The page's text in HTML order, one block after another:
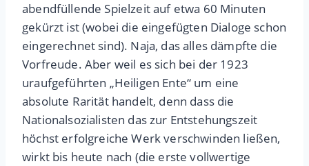
abendfüllende Spielzeit auf etwa 60 Minuten
gekürzt ist (wobei die eingefügten Dialoge schon
eingerechnet sind). Naja, das alles dämpfte die
Vorfreude. Aber weil es sich bei der 1923
uraufgeführten „Heiligen Ente“ um eine
absolute Rarität handelt, denn dass die
Nationalsozialisten das zur Entstehungszeit
höchst erfolgreiche Werk verschwinden ließen,
wirkt bis heute nach (die erste vollwertige